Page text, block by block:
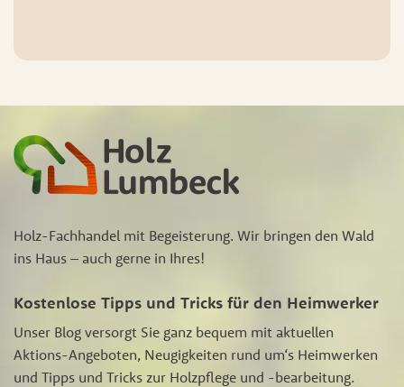
Holz-Fachhandel mit Begeisterung. Wir bringen den Wald
ins Haus – auch gerne in Ihres!
Kostenlose Tipps und Tricks für den Heimwerker
Unser Blog versorgt Sie ganz bequem mit aktuellen
Aktions-Angeboten, Neugigkeiten rund um‘s Heimwerken
und Tipps und Tricks zur Holzpflege und -bearbeitung.